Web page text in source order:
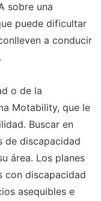
sobre una
puede dificultar
a conducir
o de la
Motability, que le
Buscar en
de discapacidad
área. Los planes
con discapacidad
asequibles e